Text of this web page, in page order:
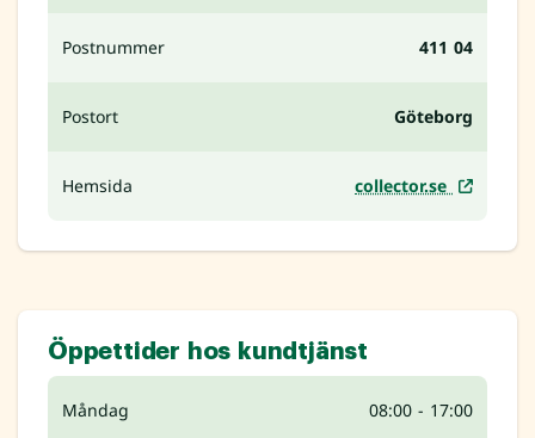
Postnummer 411 04
Postort Göteborg
Hemsida collector.se
Öppettider hos kundtjänst
Måndag 08:00 - 17:00